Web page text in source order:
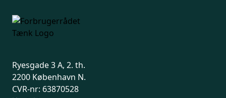
Ryesgade 3 A, 2. th.
2200 København N.
CVR-nr: 63870528